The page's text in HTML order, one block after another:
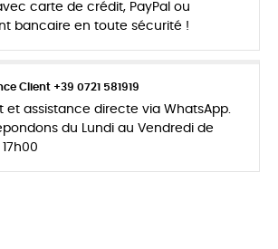
carte de crédit, PayPal ou
bancaire en toute sécurité !
Client +39 0721 581919
et assistance directe via WhatsApp.
du Lundi au Vendredi de